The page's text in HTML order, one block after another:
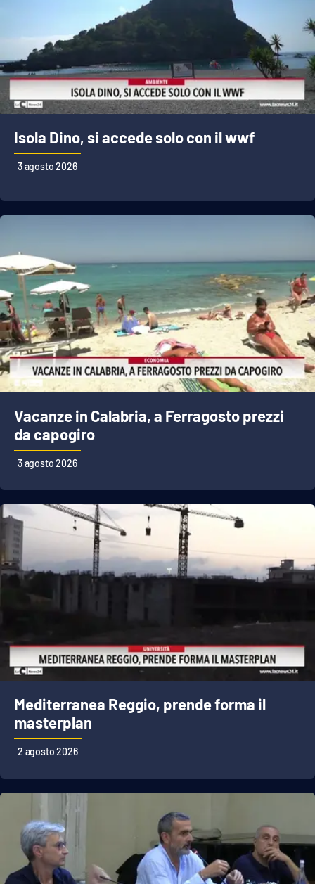
Isola Dino, si accede solo con il wwf
3 agosto 2026
Vacanze in Calabria, a Ferragosto prezzi
da capogiro
3 agosto 2026
Mediterranea Reggio, prende forma il
masterplan
2 agosto 2026